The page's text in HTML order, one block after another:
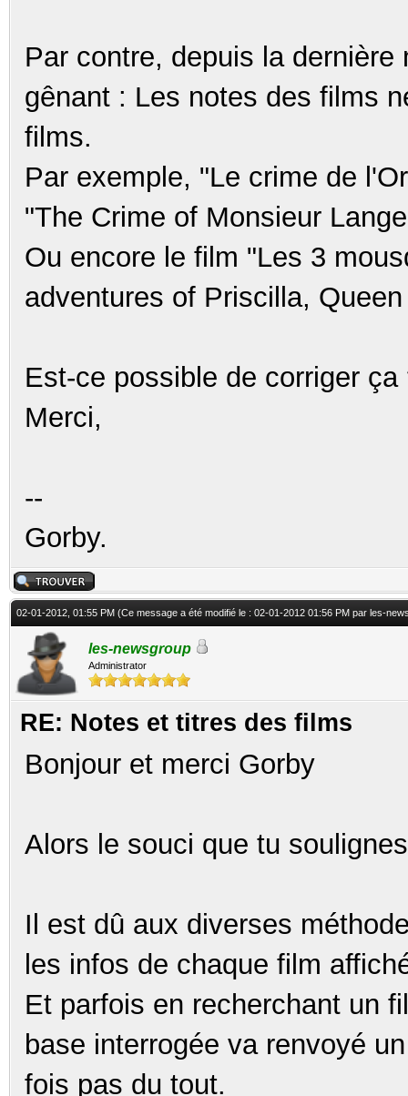
Par contre, depuis la
gênant : Les notes des films
films.
Par exemple, "Le crime de
"The Crime of Monsieur
Ou encore le film "Les 3
adventures of Priscilla,
Est-ce possible de corriger ça
Merci,
--
Gorby.
02-01-2012, 01:55 PM (Ce message a été modifié le : 02-01-2012 01:56 PM par les-
les-newsgroup
Administrator
RE: Notes et titres des films
Bonjour et merci Gorby
Alors le souci que tu
Il est dû aux diverses
les infos de chaque film
Et parfois en recherchant un
base interrogée va renvoyé
fois pas du tout.